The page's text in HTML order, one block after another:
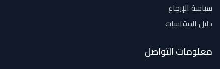
سياسة الإرجاع
دليل المقاسات
معلومات التواصل